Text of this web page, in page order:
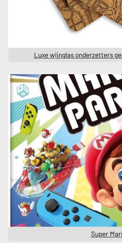
Luxe wijnglas onderzetters
Super